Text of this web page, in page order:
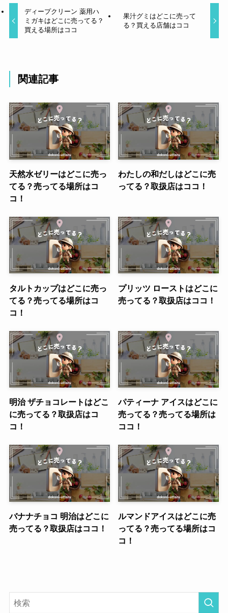
ディープクリーン 薬用ハ
ミガキはどこに売ってる？
買える場所はココ
果汁グミはどこに売って
る？買える店舗はココ
関連記事
天然水ゼリーはどこに売っ
てる？売ってる場所はコ
コ！
わたしの和だしはどこに売
ってる？取扱店はココ！
タルトカップはどこに売っ
てる？売ってる場所はコ
コ！
プリッツ ローストはどこに
売ってる？取扱店はココ！
明治 ザチョコレートはどこ
に売ってる？取扱店はコ
コ！
パティーナ アイスはどこに
売ってる？売ってる場所は
ココ！
バナナチョコ 明治はどこに
売ってる？取扱店はココ！
ルマンドアイスはどこに売
ってる？売ってる場所はコ
コ！